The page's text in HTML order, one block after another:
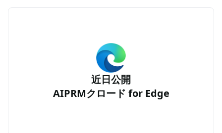
近日公開
AIPRMクロード for Edge